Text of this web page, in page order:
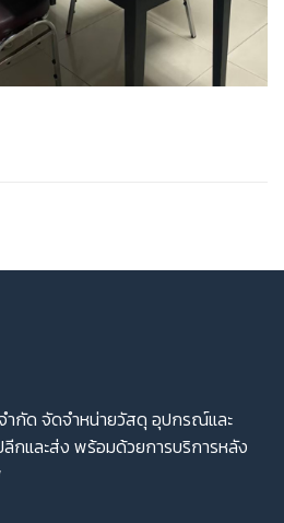
ำกัด จัดจำหน่ายวัสดุ อุปกรณ์และ
กและส่ง พร้อมด้วยการบริการหลัง